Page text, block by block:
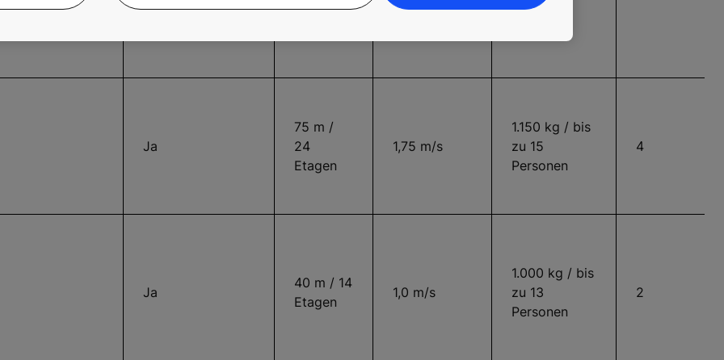
Ja
75 m /
24
Etagen
1,75 m/s
1.150 kg / bis
zu 15
Personen
4
Ja
40 m / 14
Etagen
1,0 m/s
1.000 kg / bis
zu 13
Personen
2